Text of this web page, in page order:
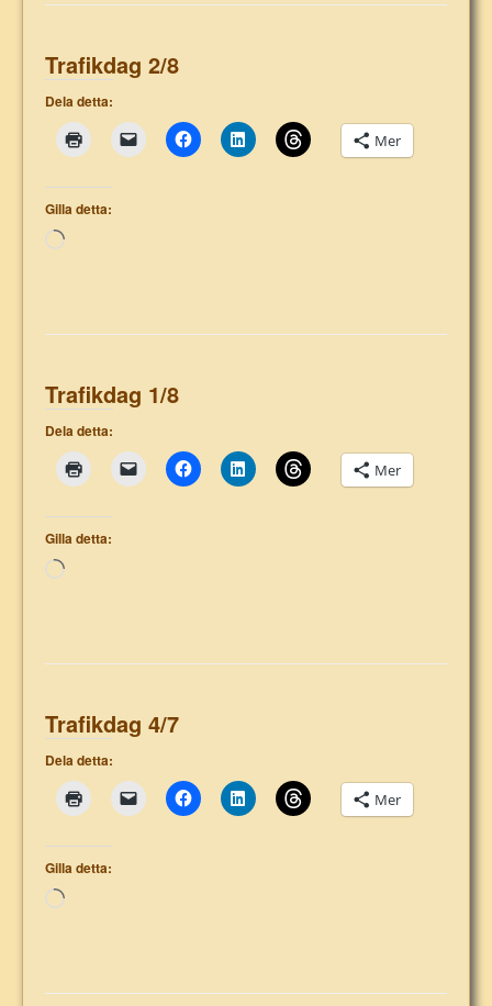
Trafikdag 2/8
Dela detta:
Mer
Gilla detta:
Laddar
Trafikdag 1/8
Dela detta:
Mer
Gilla detta:
Laddar
Trafikdag 4/7
Dela detta:
Mer
Gilla detta:
Laddar